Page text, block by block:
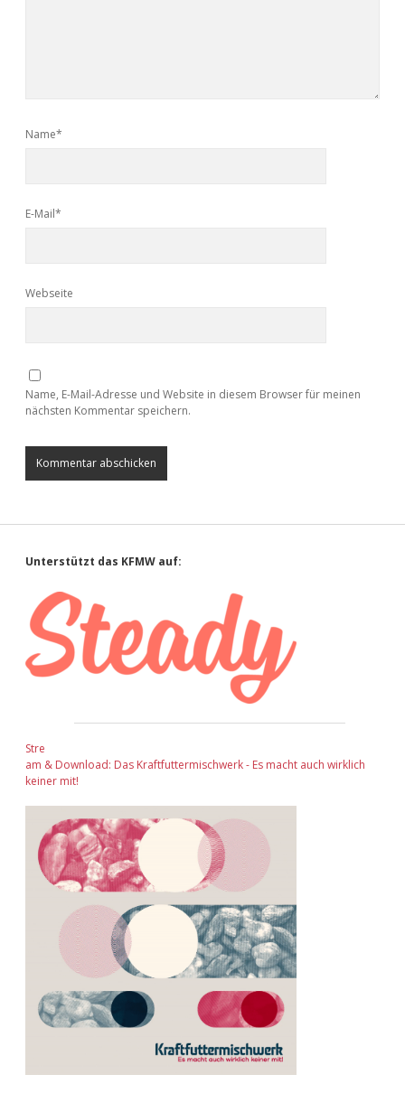
Name*
E-Mail*
Webseite
Name, E-Mail-Adresse und Website in diesem Browser für meinen
nächsten Kommentar speichern.
Sidebar
Unterstützt das KFMW auf:
Stre
am & Download: Das Kraftfuttermischwerk - Es macht auch wirklich
keiner mit!